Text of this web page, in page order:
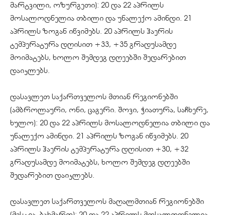
მარტვილი, ოზურგეთი): 20 და 22 აპრილს
მოსალოდნელია თბილი და უნალექო ამინდი. 21
აპრილს ზოგან იწვიმებს. 20 აპრილს ჰაერის
ტემპერატურა დღისით +33, +35 გრადუსამდე
მოიმატებს, ხოლო შემდეგ დღეებში შედარებით
დაიკლებს.
დასავლეთ საქართველოს მთიან რეგიონებში
(ამბროლაური, ონი, ცაგერი. შოვი, ჭიათურა, საჩხერე,
ხულო): 20 და 22 აპრილს მოსალოდნელია თბილი და
უნალექო ამინდი. 21 აპრილს ზოგან იწვიმებს. 20
აპრილს ჰაერის ტემპერატურა დღისით +30, +32
გრადუსამდე მოიმატებს, ხოლო შემდეგ დღეებში
შედარებით დაიკლებს.
დასავლეთ საქართველოს მაღალმთიან რეგიონებში